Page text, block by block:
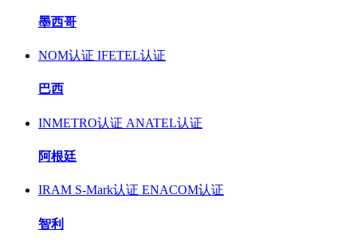
墨西哥
NOM认证 IFETEL认证
巴西
INMETRO认证 ANATEL认证
阿根廷
IRAM S-Mark认证 ENACOM认证
智利